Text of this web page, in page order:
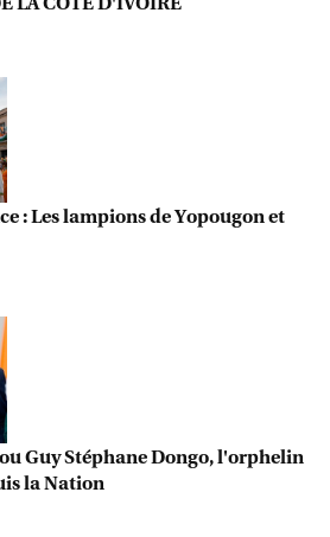
: Les lampions de Yopougon et
Guy Stéphane Dongo, l'orphelin
la Nation